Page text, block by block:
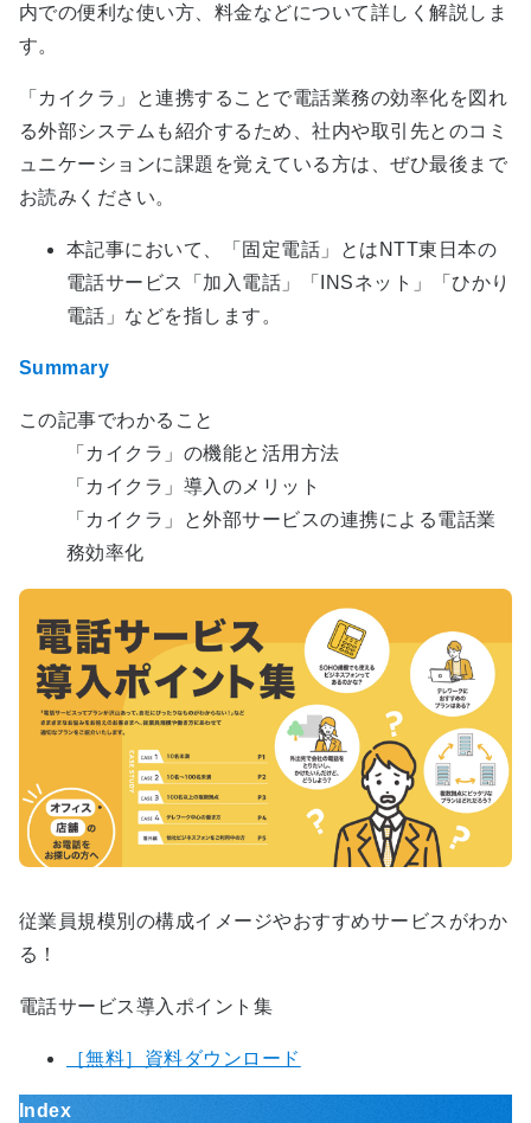
内での便利な使い方、料金などについて詳しく解説しま
す。
「カイクラ」と連携することで電話業務の効率化を図れ
る外部システムも紹介するため、社内や取引先とのコミ
ュニケーションに課題を覚えている方は、ぜひ最後まで
お読みください。
本記事において、「固定電話」とはNTT東日本の
電話サービス「加入電話」「INSネット」「ひかり
電話」などを指します。
Summary
この記事でわかること
「カイクラ」の機能と活用方法
「カイクラ」導入のメリット
「カイクラ」と外部サービスの連携による電話業
務効率化
従業員規模別の構成イメージやおすすめサービスがわか
る！
電話サービス導入ポイント集
［無料］資料ダウンロード
Index